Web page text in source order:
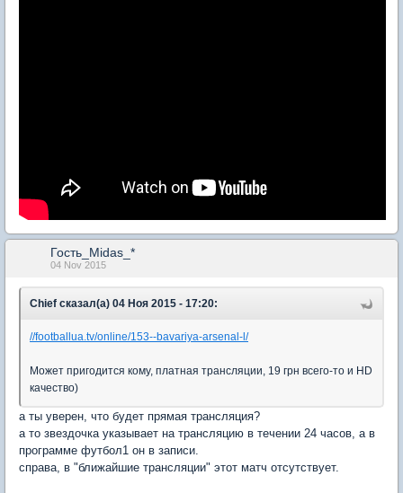
Гость_Midas_*
04 Nov 2015
Chief сказал(а) 04 Ноя 2015 - 17:20:
//footballua.tv/online/153--bavariya-arsenal-l/
Может пригодится кому, платная трансляции, 19 грн всего-то и HD
качество)
а ты уверен, что будет прямая трансляция?
а то звездочка указывает на трансляцию в течении 24 часов, а в
программе футбол1 он в записи.
справа, в "ближайшие трансляции" этот матч отсутствует.